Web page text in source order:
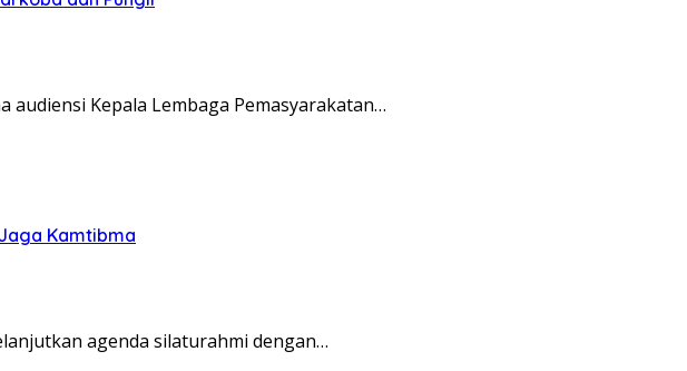
audiensi Kepala Lembaga Pemasyarakatan…
Kamtibma
agenda silaturahmi dengan…